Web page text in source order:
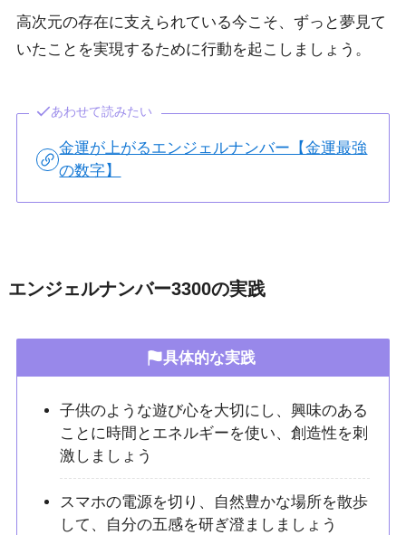
高次元の存在に支えられている今こそ、ずっと夢見て
いたことを実現するために行動を起こしましょう。
あわせて読みたい
金運が上がるエンジェルナンバー【金運最強
の数字】
エンジェルナンバー3300の実践
具体的な実践
子供のような遊び心を大切にし、興味のある
ことに時間とエネルギーを使い、創造性を刺
激しましょう
スマホの電源を切り、自然豊かな場所を散歩
して、自分の五感を研ぎ澄ましましょう